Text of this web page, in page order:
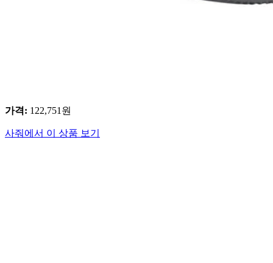
가격: 122,751 원
사줘에서 이 상품 보기